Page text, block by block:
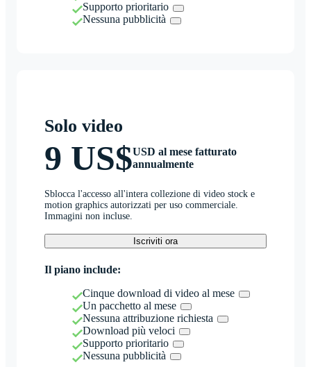
Supporto prioritario
Nessuna pubblicità
Solo video
9 US$USD al mese fatturato
annualmente
Sblocca l'accesso all'intera collezione di video stock e
motion graphics autorizzati per uso commerciale.
Immagini non incluse.
Iscriviti ora
Il piano include:
Cinque download di video al mese
Un pacchetto al mese
Nessuna attribuzione richiesta
Download più veloci
Supporto prioritario
Nessuna pubblicità